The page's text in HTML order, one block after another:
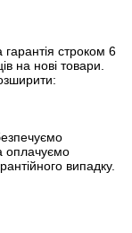
строком 6
на нові товари.
оплачуємо
випадку.